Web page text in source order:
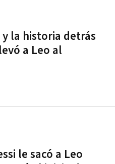
la historia detrás
a Leo al
le sacó a Leo